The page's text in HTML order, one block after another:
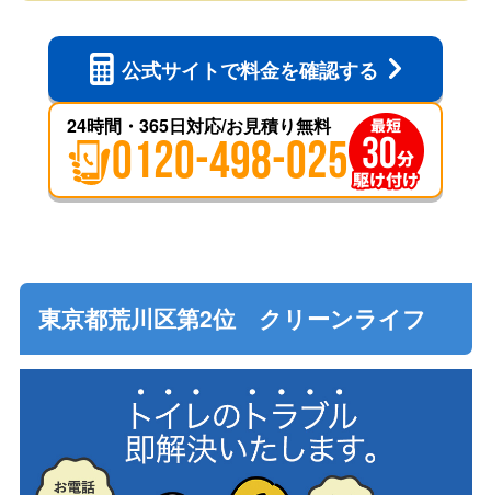
公式サイトで料金を確認する
24時間・365日対応/お見積り無料
0120-498-025
東京都荒川区第2位 クリーンライフ